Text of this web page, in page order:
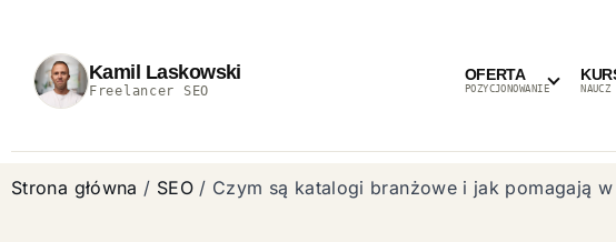
Kamil Laskowski
Freelancer SEO
OFERTA
POZYCJONOWANIE
Strona główna / SEO/ Czym są katalogi branżowe i jak pomagają